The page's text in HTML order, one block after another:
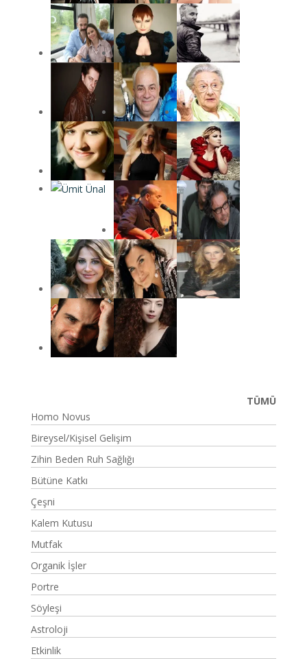
TÜMÜ
Homo Novus
Bireysel/Kişisel Gelişim
Zihin Beden Ruh Sağlığı
Bütüne Katkı
Çeşni
Kalem Kutusu
Mutfak
Organik İşler
Portre
Söyleşi
Astroloji
Etkinlik